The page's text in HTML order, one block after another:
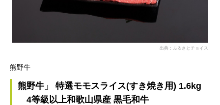
出典：ふるさとチョイス
熊野牛
熊野牛」 特選モモスライス(すき焼き用) 1.6kg
4等級以上和歌山県産 黒毛和牛